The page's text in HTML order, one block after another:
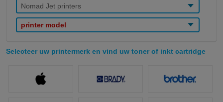
Nomad Jet printers
printer model
Selecteer uw printermerk en vind uw toner of inkt cartridge